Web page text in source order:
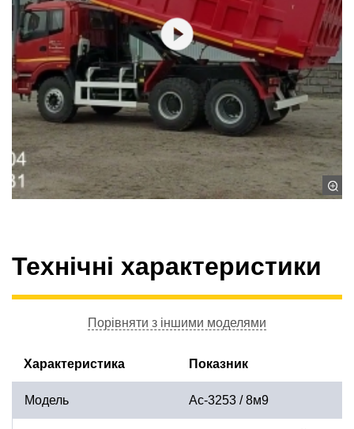
Технічні характеристики
Порівняти з іншими моделями
Характеристика Показник
Модель Ас-3253 / 8м9